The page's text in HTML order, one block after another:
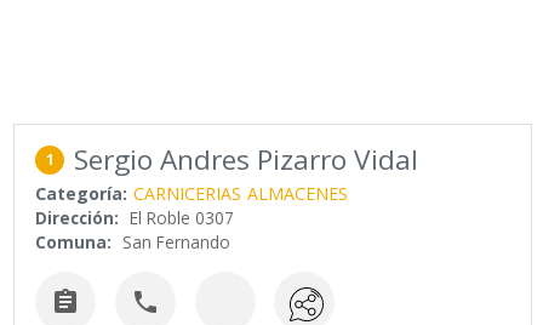
1 Sergio Andres Pizarro Vidal
Categoría: CARNICERIAS ALMACENES
Dirección: El Roble 0307
Comuna: San Fernando
 